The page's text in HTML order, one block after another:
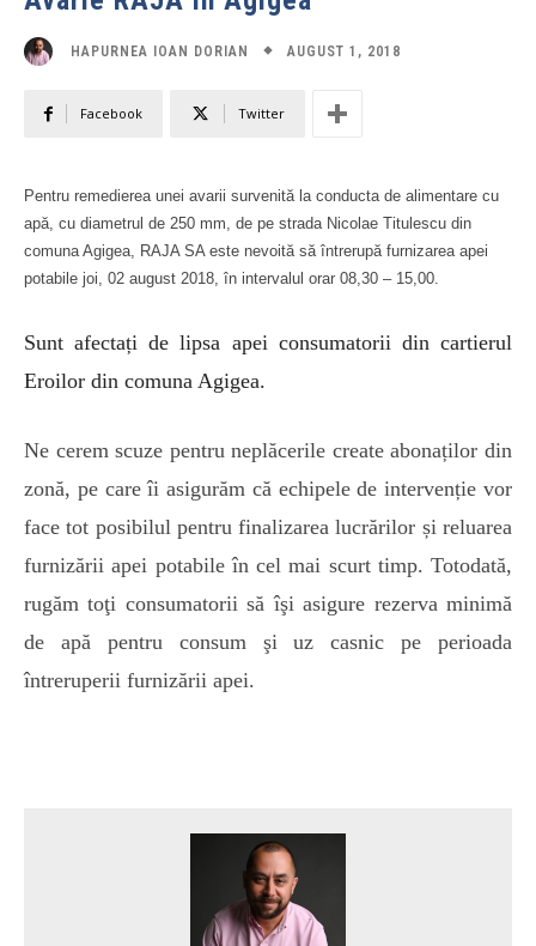
HAPURNEA IOAN DORIAN AUGUST 1, 2018
Facebook Twitter
Pentru remedierea unei avarii survenită la conducta de alimentare cu
apă, cu diametrul de 250 mm, de pe strada Nicolae Titulescu din
comuna Agigea, RAJA SA este nevoită să întrerupă furnizarea apei
potabile joi, 02 august 2018, în intervalul orar 08,30 – 15,00.
Sunt afectați de lipsa apei consumatorii din cartierul
Eroilor din comuna Agigea.
Ne cerem scuze pentru neplăcerile create abonaților din
zonă, pe care îi asigurăm că echipele de intervenție vor
face tot posibilul pentru finalizarea lucrărilor și reluarea
furnizării apei potabile în cel mai scurt timp. Totodată,
rugăm toţi consumatorii să îşi asigure rezerva minimă
de apă pentru consum şi uz casnic pe perioada
întreruperii furnizării apei.